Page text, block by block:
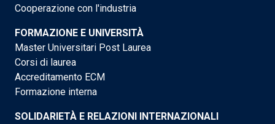
Cooperazione con l'industria
FORMAZIONE E UNIVERSITÀ
Master Universitari Post Laurea
Corsi di laurea
Accreditamento ECM
Formazione interna
SOLIDARIETÀ E RELAZIONI INTERNAZIONALI